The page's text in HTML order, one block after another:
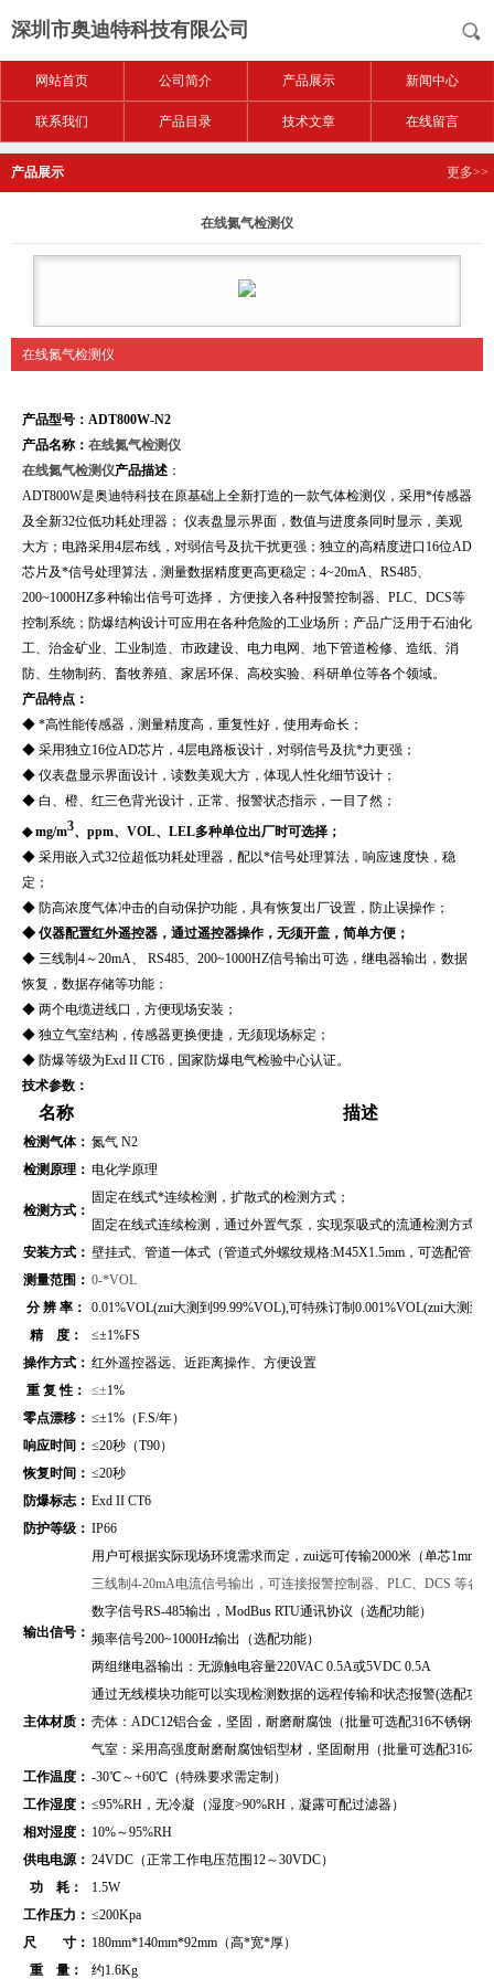
深圳市奥迪特科技有限公司
网站首页 公司简介 产品展示 新闻中心
联系我们 产品目录 技术文章 在线留言
产品展示 更多>>
在线氮气检测仪
在线氮气检测仪
产品型号：ADT800W-N2
产品名称： 在线氮气检测仪
在线氮气检测仪产品描述 ：
ADT800W是奥迪特科技在原基础上全新打造的一款气体检测仪，采用*传感器
及全新32位低功耗处理器； 仪表盘显示界面，数值与进度条同时显示，美观
大方；电路采用4层布线，对弱信号及抗干扰更强；独立的高精度进口16位AD
芯片及*信号处理算法，测量数据精度更高更稳定；4~20mA、RS485、
200~1000HZ多种输出信号可选择， 方便接入各种报警控制器、PLC、DCS等
控制系统；防爆结构设计可应用在各种危险的工业场所；产品广泛用于石油化
工、治金矿业、工业制造、市政建设、电力电网、地下管道检修、造纸、消
防、生物制药、畜牧养殖、家居环保、高校实验、科研单位等各个领域。
产品特点：
◆ *高性能传感器，测量精度高，重复性好，使用寿命长；
◆ 采用独立16位AD芯片，4层电路板设计，对弱信号及抗*力更强；
◆ 仪表盘显示界面设计，读数美观大方，体现人性化细节设计；
◆ 白、橙、红三色背光设计，正常、报警状态指示，一目了然；
◆ mg/m3、ppm、VOL、LEL多种单位出厂时可选择；
◆ 采用嵌入式32位超低功耗处理器，配以*信号处理算法，响应速度快，稳
定；
◆ 防高浓度气体冲击的自动保护功能，具有恢复出厂设置，防止误操作；
◆ 仪器配置红外遥控器，通过遥控器操作，无须开盖，简单方便；
◆ 三线制4～20mA、 RS485、200~1000HZ信号输出可选，继电器输出，数据
恢复，数据存储等功能；
◆ 两个电缆进线口，方便现场安装；
◆ 独立气室结构，传感器更换便捷，无须现场标定；
◆ 防爆等级为Exd II CT6，国家防爆电气检验中心认证。
技术参数：
名称 描述
检测气体： 氮气 N2
检测原理： 电化学原理
检测方式：
固定在线式*连续检测，扩散式的检测方式；
固定在线式连续检测，通过外置气泵，实现泵吸式的流通检测方式（
安装方式： 壁挂式、管道一体式（管道式外螺纹规格:M45X1.5mm，可选配管道
测量范围： 0-*VOL
分 辨 率：
0.01%VOL(zui大测到99.99%VOL),可特殊订制0.001%VOL(zui大测到
精 度：
≤±1%FS
操作方式： 红外遥控器远、近距离操作、方便设置
重 复 性：
≤±1%
零点漂移： ≤±1%（F.S/年）
响应时间： ≤20秒（T90）
恢复时间： ≤20秒
防爆标志： Exd II CT6
防护等级： IP66
输出信号：
用户可根据实际现场环境需求而定，zui远可传输2000米（单芯1mm2
三线制4-20mA电流信号输出，可连接报警控制器、PLC、DCS 等各
数字信号RS-485输出， ModBus RTU通讯协议 （选配功能）
频率信号200~1000Hz输出（选配功能）
两组继电器输出：无源触电容量220VAC 0.5A或5VDC 0.5A
通过无线模块功能可以实现检测数据的远程传输和状态报警(选配功
主体材质： 壳体：ADC12铝合金，坚固，耐磨耐腐蚀（批量可选配316不锈钢壳
气室：采用高强度耐磨耐腐蚀铝型材，坚固耐用（批量可选配316不
工作温度： -30℃～+60℃（特殊要求需定制）
工作湿度： ≤95%RH，无冷凝（湿度>90%RH，凝露可配过滤器）
相对湿度： 10%～95%RH
供电电源： 24VDC（正常工作电压范围12～30VDC）
功 耗：
1.5W
工作压力： ≤200Kpa
尺 寸： 180mm*140mm*92mm（高*宽*厚）
重 量：
约1.6Kg